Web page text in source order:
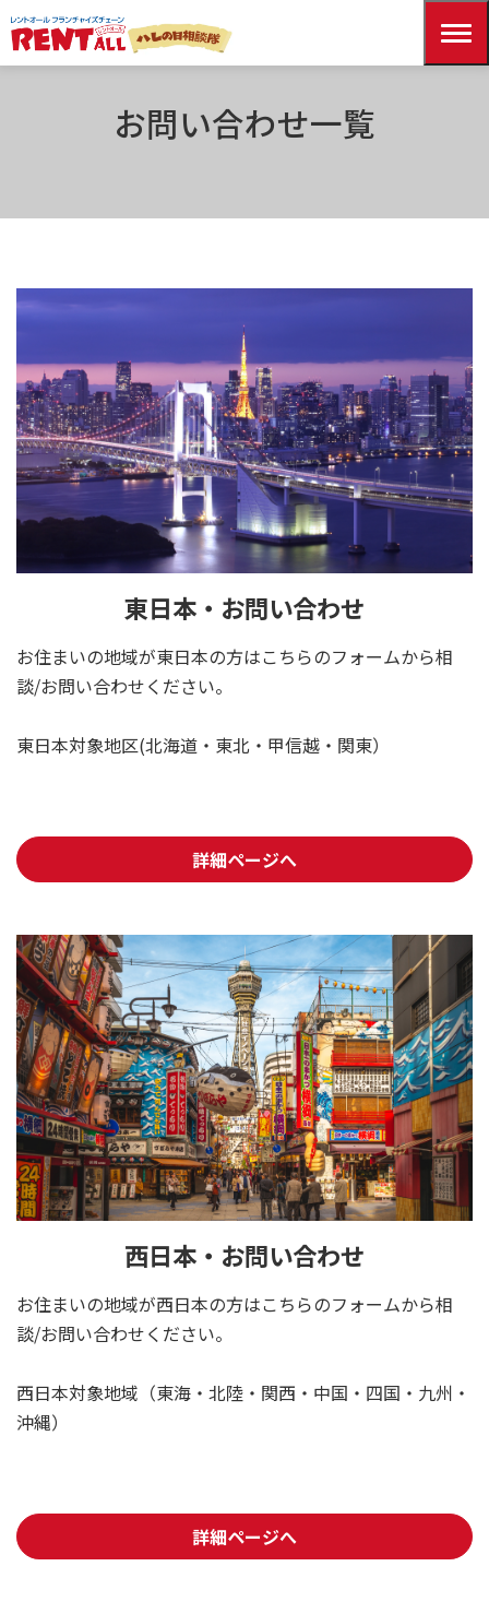
HOME お問い合わせ一覧
お問い合わせ一覧
東日本・お問い合わせ
お住まいの地域が東日本の方はこちらのフォームから相
談/お問い合わせください。
東日本対象地区(北海道・東北・甲信越・関東）
詳細ページへ
西日本・お問い合わせ
お住まいの地域が西日本の方はこちらのフォームから相
談/お問い合わせください。
西日本対象地域（東海・北陸・関西・中国・四国・九州・
沖縄）
詳細ページへ